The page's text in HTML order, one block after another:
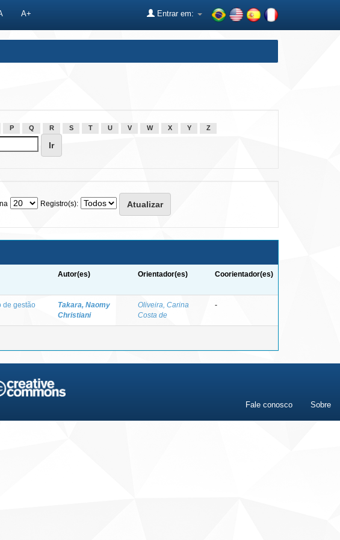
A+ Entrar em:
P Q R S T U V W X Y Z
Registro(s):
Autor(es) Orientador(es) Coorientador(es)
de gestão
Takara, Naomy
Christiani
Oliveira, Carina
Costa de
-
Fale conosco Sobre